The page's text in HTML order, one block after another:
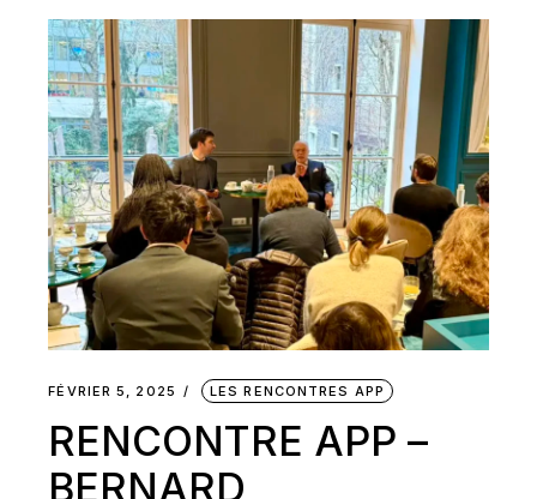
FÉVRIER 5, 2025 LES RENCONTRES APP
RENCONTRE APP –
BERNARD